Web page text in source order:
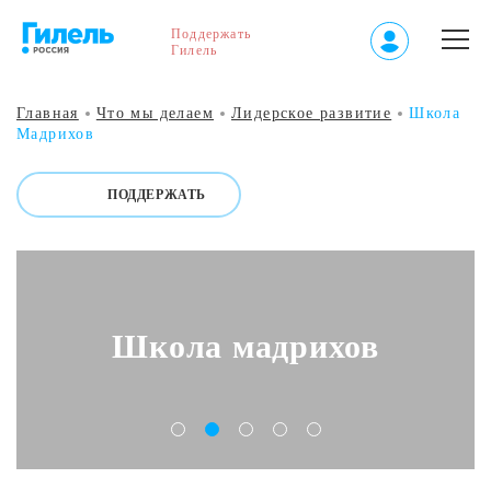
Поддержать
Гилель
Главная Что мы делаем Лидерское развитие
Школа
Мадрихов
ПОДДЕРЖАТЬ
Школа мадрихов